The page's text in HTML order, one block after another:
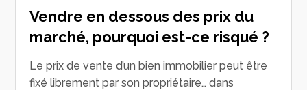
Vendre en dessous des prix du
marché, pourquoi est-ce risqué ?
Le prix de vente d’un bien immobilier peut être
fixé librement par son propriétaire… dans